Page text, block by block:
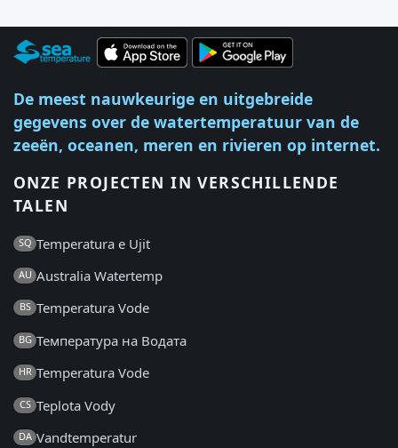
De meest nauwkeurige en uitgebreide
gegevens over de watertemperatuur van de
zeeën, oceanen, meren en rivieren op internet.
ONZE PROJECTEN IN VERSCHILLENDE
TALEN
SQ Temperatura e Ujit
AU Australia Watertemp
BS Temperatura Vode
BG Температура на Водата
HR Temperatura Vode
CS Teplota Vody
DA Vandtemperatur